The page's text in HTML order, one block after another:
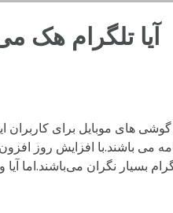
آیا تلگرام هک
گوشی های موبایل برای کاربران
می باشند.با افزایش روز افزون
بسیار نگران‌ می‌باشند.اما آیا